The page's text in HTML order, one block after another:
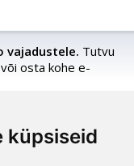
küpsiseid
vajadustele. Tutvu
osta kohe e-